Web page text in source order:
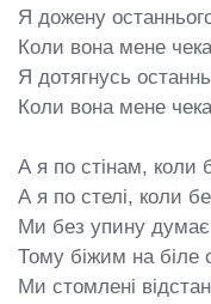
Я дожену
Коли вона мене
Я дотягнусь
Коли вона мене
А я по стінам, коли
А я по стелі, коли
Ми без упину
Тому біжим на біле
Ми стомлені